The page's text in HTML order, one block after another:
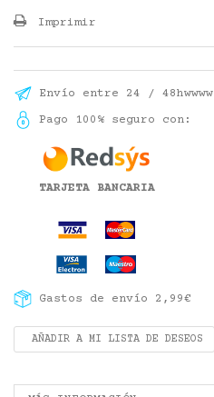
Imprimir
Envío entre 24 / 48hwwww
Pago 100% seguro con:
TARJETA BANCARIA
Gastos de envío 2,99€
AÑADIR A MI LISTA DE DESEOS